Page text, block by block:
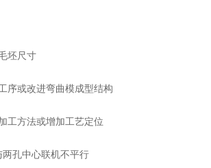
坯尺寸
或改进弯曲模成型结构
方法或增加工艺定位
孔中心联机不平行